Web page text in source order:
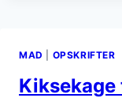
MAD OPSKRIFTER
Kiksekage